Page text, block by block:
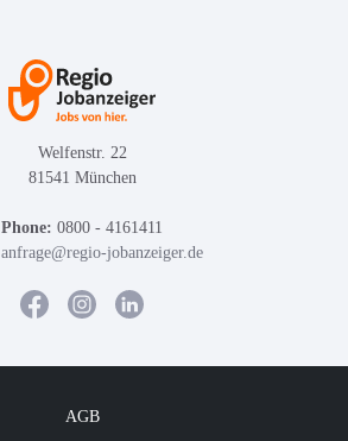
Welfenstr. 22
81541 München
Phone: 0800 - 4161411
anfrage@regio-jobanzeiger.de
AGB